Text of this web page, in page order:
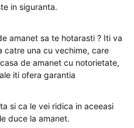
in siguranta.
amanet sa te hotarasti ? Iti va
catre una cu vechime, care
de amanet cu notorietate,
iti ofera garantia
si ca le vei ridica in aceeasi
duce la amanet.